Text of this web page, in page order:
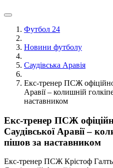
Футбол 24
Новини футболу
Саудівська Аравія
Екс-тренер ПСЖ офіційно
Аравії – колишній
наставником
Екс-тренер ПСЖ
Саудівської Аравії –
пішов за наставником
Екс-тренер ПСЖ Крістоф